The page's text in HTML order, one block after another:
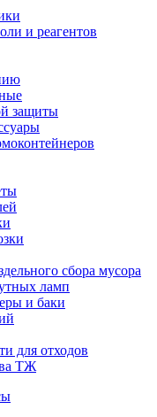
и реагентов
защиты
сбора мусора
ламп
и баки
для отходов
ТЖ